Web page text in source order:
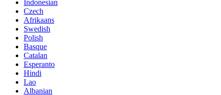
Indonesian
Czech
Afrikaans
Swedish
Polish
Basque
Catalan
Esperanto
Hindi
Lao
Albanian